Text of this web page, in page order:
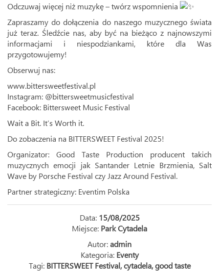
Odczuwaj więcej niż muzykę – twórz wspomnienia
Zapraszamy do dołączenia do naszego muzycznego świata
już teraz. Śledźcie nas, aby być na bieżąco z najnowszymi
informacjami i niespodziankami, które dla Was
przygotowujemy!
Obserwuj nas:
www.bittersweetfestival.pl
Instagram: @bittersweetmusicfestival
Facebook: Bittersweet Music Festival
Wait a Bit. It’s Worth it.
Do zobaczenia na BITTERSWEET Festival 2025!
Organizator: Good Taste Production producent takich
muzycznych emocji jak Santander Letnie Brzmienia, Salt
Wave by Porsche Festival czy Jazz Around Festival.
Partner strategiczny: Eventim Polska
Data: 15/08/2025
Miejsce: Park Cytadela
Autor:admin
Kategoria: Eventy
Tagi: BITTERSWEET Festival,cytadela,good taste